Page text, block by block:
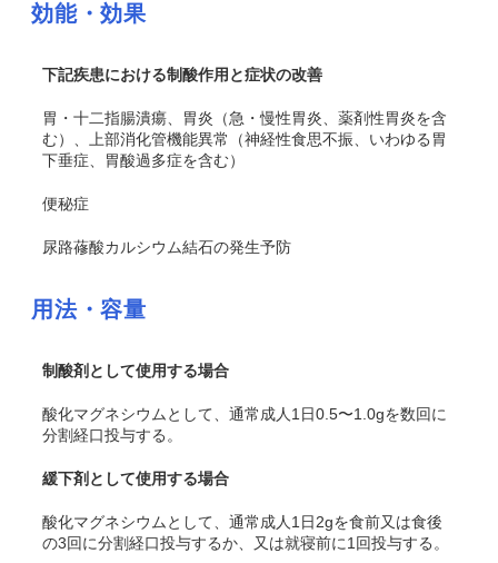
効能・効果
下記疾患における制酸作用と症状の改善
胃・十二指腸潰瘍、胃炎（急・慢性胃炎、薬剤性胃炎を含
む）、上部消化管機能異常（神経性食思不振、いわゆる胃
下垂症、胃酸過多症を含む）
便秘症
尿路蓚酸カルシウム結石の発生予防
用法・容量
制酸剤として使用する場合
酸化マグネシウムとして、通常成人1日0.5〜1.0gを数回に
分割経口投与する。
緩下剤として使用する場合
酸化マグネシウムとして、通常成人1日2gを食前又は食後
の3回に分割経口投与するか、又は就寝前に1回投与する。